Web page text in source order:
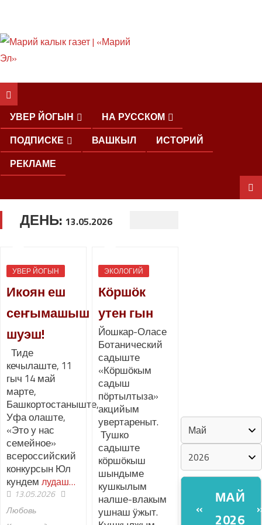
УВЕР ЙОГЫН
НА РУССКОМ
ПОДПИСКЕ
ВАШКЫЛ
ИСТОРИЙ
РЕКЛАМЕ
ДЕНЬ: 13.05.2026
УВЕР ЙОГЫН
Икоян еш
сеҥымашыш
шуэш!
Тиде
кечылаште, 11
гыч 14 май
марте,
Башкортостаныште,
Уфа олаште,
«Это у нас
семейное»
всероссийский
конкурсын Юл
кундем лудаш…
13.05.2026
Любовь
ЭКОЛОГИЙ
Кӧршӧк
утен гын
Йошкар-Оласе
Ботанический
садыште
«Кӧршӧкым
садыш
пӧртылтыза»
акцийым
увертареныт.
Тушко
садыште
кӧршӧкыш
шындыме
кушкылым
налше-влакым
ушнаш ӱжыт.
«
МАЙ
2026